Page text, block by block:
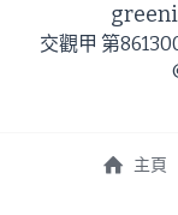
交觀甲 第
主頁